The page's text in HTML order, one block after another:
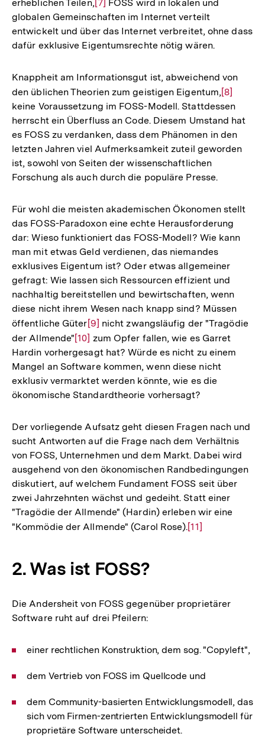
erheblichen Teilen, Zur
Auflösung
der
Fußnote
[7] FOSS wird in lokalen und
globalen Gemeinschaften im Internet verteilt
entwickelt und über das Internet verbreitet, ohne dass
dafür exklusive Eigentumsrechte nötig wären.
Knappheit am Informationsgut ist, abweichend von
den üblichen Theorien zum geistigen Eigentum, Zur
der
Fußnote
[8]
keine Voraussetzung im FOSS-Modell. Stattdessen
herrscht ein Überfluss an Code. Diesem Umstand hat
es FOSS zu verdanken, dass dem Phänomen in den
letzten Jahren viel Aufmerksamkeit zuteil geworden
ist, sowohl von Seiten der wissenschaftlichen
Forschung als auch durch die populäre Presse.
Für wohl die meisten akademischen Ökonomen stellt
das FOSS-Paradoxon eine echte Herausforderung
dar: Wieso funktioniert das FOSS-Modell? Wie kann
man mit etwas Geld verdienen, das niemandes
exklusives Eigentum ist? Oder etwas allgemeiner
gefragt: Wie lassen sich Ressourcen effizient und
nachhaltig bereitstellen und bewirtschaften, wenn
diese nicht ihrem Wesen nach knapp sind? Müssen
öffentliche Güter Zur
Auflösung
der
Fußnote
[9] nicht zwangsläufig der "Tragödie
der Allmende" Zur
Auflösung
der
Fußnote
[10] zum Opfer fallen, wie es Garret
Hardin vorhergesagt hat? Würde es nicht zu einem
Mangel an Software kommen, wenn diese nicht
exklusiv vermarktet werden könnte, wie es die
ökonomische Standardtheorie vorhersagt?
Der vorliegende Aufsatz geht diesen Fragen nach und
sucht Antworten auf die Frage nach dem Verhältnis
von FOSS, Unternehmen und dem Markt. Dabei wird
ausgehend von den ökonomischen Randbedingungen
diskutiert, auf welchem Fundament FOSS seit über
zwei Jahrzehnten wächst und gedeiht. Statt einer
"Tragödie der Allmende" (Hardin) erleben wir eine
"Kommödie der Allmende" (Carol Rose).Zur
[11]
2. Was ist FOSS?
Die Andersheit von FOSS gegenüber proprietärer
Software ruht auf drei Pfeilern:
einer rechtlichen Konstruktion, dem sog. "Copyleft",
dem Vertrieb von FOSS im Quellcode und
dem Community-basierten Entwicklungsmodell, das
sich vom Firmen-zentrierten Entwicklungsmodell für
proprietäre Software unterscheidet.